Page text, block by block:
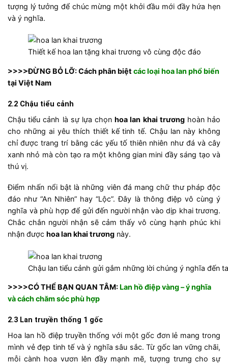
tượng lý tưởng để chúc mừng một khởi đầu mới đầy hứa hẹn
và ý nghĩa.
Thiết kế hoa lan tặng khai trương vô cùng độc đáo
>>>>ĐỪNG BỎ LỠ: Cách phân biệt các loại hoa lan phổ biến
tại Việt Nam
2.2 Chậu tiểu cảnh
Chậu tiểu cảnh là sự lựa chọnhoa lan khai trươnghoàn hảo
cho những ai yêu thích thiết kế tinh tế. Chậu lan này không
chỉ được trang trí bằng các yếu tố thiên nhiên như đá và cây
xanh nhỏ mà còn tạo ra một không gian mini đầy sáng tạo và
thú vị.
Điểm nhấn nổi bật là những viên đá mang chữ thư pháp độc
đáo như “An Nhiên” hay “Lộc”. Đây là thông điệp vô cùng ý
nghĩa và phù hợp để gửi đến người nhận vào dịp khai trương.
Chắc chắn người nhận sẽ cảm thấy vô cùng hạnh phúc khi
nhận được hoa lan khai trương này.
Chậu lan tiểu cảnh gửi gắm những lời chúng ý nghĩa đến
>>>>CÓ THỂ BẠN QUAN TÂM: Lan hồ điệp vàng – ý nghĩa
và cách chăm sóc phù hợp
2.3 Lan truyền thống 1 gốc
Hoa lan hồ điệp truyền thống với một gốc đơn lẻ mang trong
mình vẻ đẹp tinh tế và ý nghĩa sâu sắc. Từ gốc lan vững chãi,
mỗi cành hoa vươn lên đầy mạnh mẽ, tượng trưng cho sự